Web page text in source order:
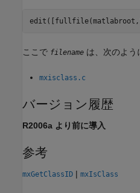
edit([fullfile(matlabroot,
ここで filename は、次のよう
mxisclass.c
バージョン履歴
R2006a より前に導入
参考
mxGetClassID | mxIsClass